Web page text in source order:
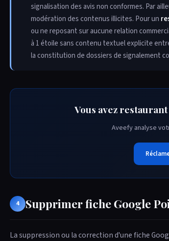
signalisation des avis non conformes. Par
modération des contenus illicites. Pour un
ou ne reposant sur aucune relation
à 1 étoile sans contenu textuel explicite
la constitution de dossiers de signalement
Vous avez
Aveefy analyse
4 Supprimer fiche Google
La suppression ou la correction d'une fiche